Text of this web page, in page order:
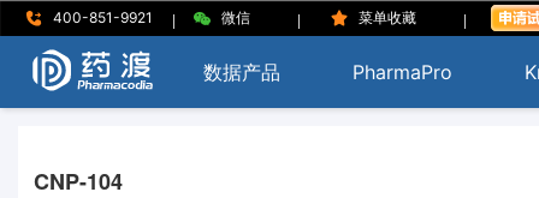
400-851-9921 | 微信 | 菜单收藏 |
数据产品 PharmaPro
CNP-104